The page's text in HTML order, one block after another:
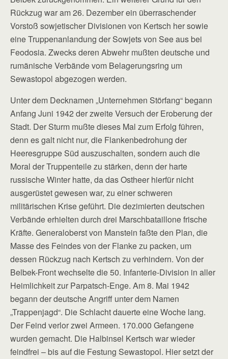
Rückzug war am 26. Dezember ein überraschender
Vorstoß sowjetischer Divisionen von Kertsch her sowie
eine Truppenanlandung der Sowjets von See aus bei
Feodosia. Zwecks deren Abwehr mußten deutsche und
rumänische Verbände vom Belagerungsring um
Sewastopol abgezogen werden.
Unter dem Decknamen „Unternehmen Störfang“ begann
Anfang Juni 1942 der zweite Versuch der Eroberung der
Stadt. Der Sturm mußte dieses Mal zum Erfolg führen,
denn es galt nicht nur, die Flankenbedrohung der
Heeresgruppe Süd auszuschalten, sondern auch die
Moral der Truppenteile zu stärken, denn der harte
russische Winter hatte, da das Ostheer hierfür nicht
ausgerüstet gewesen war, zu einer schweren
militärischen Krise geführt. Die dezimierten deutschen
Verbände erhielten durch drei Marschbataillone frische
Kräfte. Generaloberst von Manstein faßte den Plan, die
Masse des Feindes von der Flanke zu packen, um
dessen Rückzug nach Kertsch zu verhindern. Von der
Belbek-Front wechselte die 50. Infanterie-Division in aller
Heimlichkeit zur Parpatsch-Enge. Am 8. Mai 1942
begann der deutsche Angriff unter dem Namen
„Trappenjagd“. Die Schlacht dauerte eine Woche lang.
Der Feind verlor zwei Armeen. 170.000 Gefangene
wurden gemacht. Die Halbinsel Kertsch war wieder
feindfrei – bis auf die Festung Sewastopol. Hier setzt der